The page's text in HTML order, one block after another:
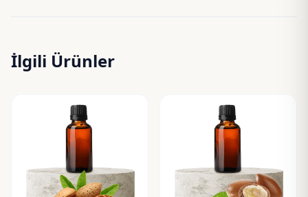
İlgili Ürünler